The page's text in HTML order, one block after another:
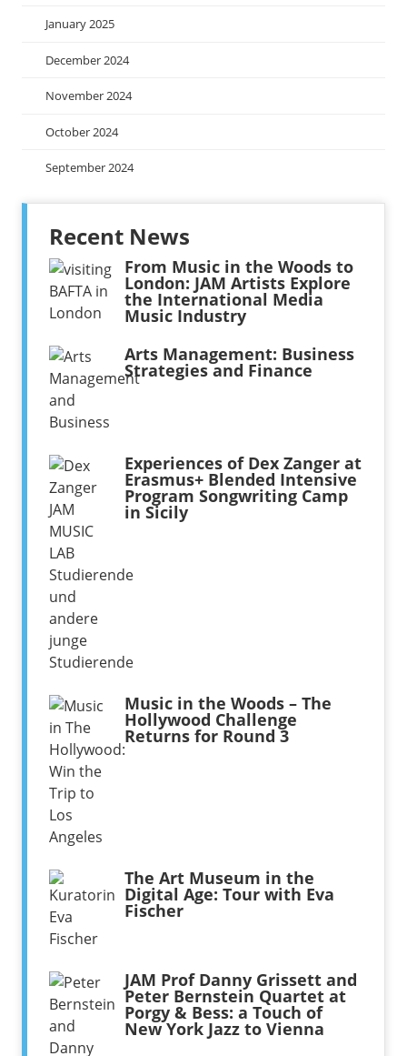
January 2025
December 2024
November 2024
October 2024
September 2024
Recent News
From Music in the Woods to
London: JAM Artists Explore
the International Media
Music Industry
Arts Management: Business
Strategies and Finance
Experiences of Dex Zanger at
Erasmus+ Blended Intensive
Program Songwriting Camp
in Sicily
Music in the Woods – The
Hollywood Challenge
Returns for Round 3
The Art Museum in the
Digital Age: Tour with Eva
Fischer
JAM Prof Danny Grissett and
Peter Bernstein Quartet at
Porgy & Bess: a Touch of
New York Jazz to Vienna